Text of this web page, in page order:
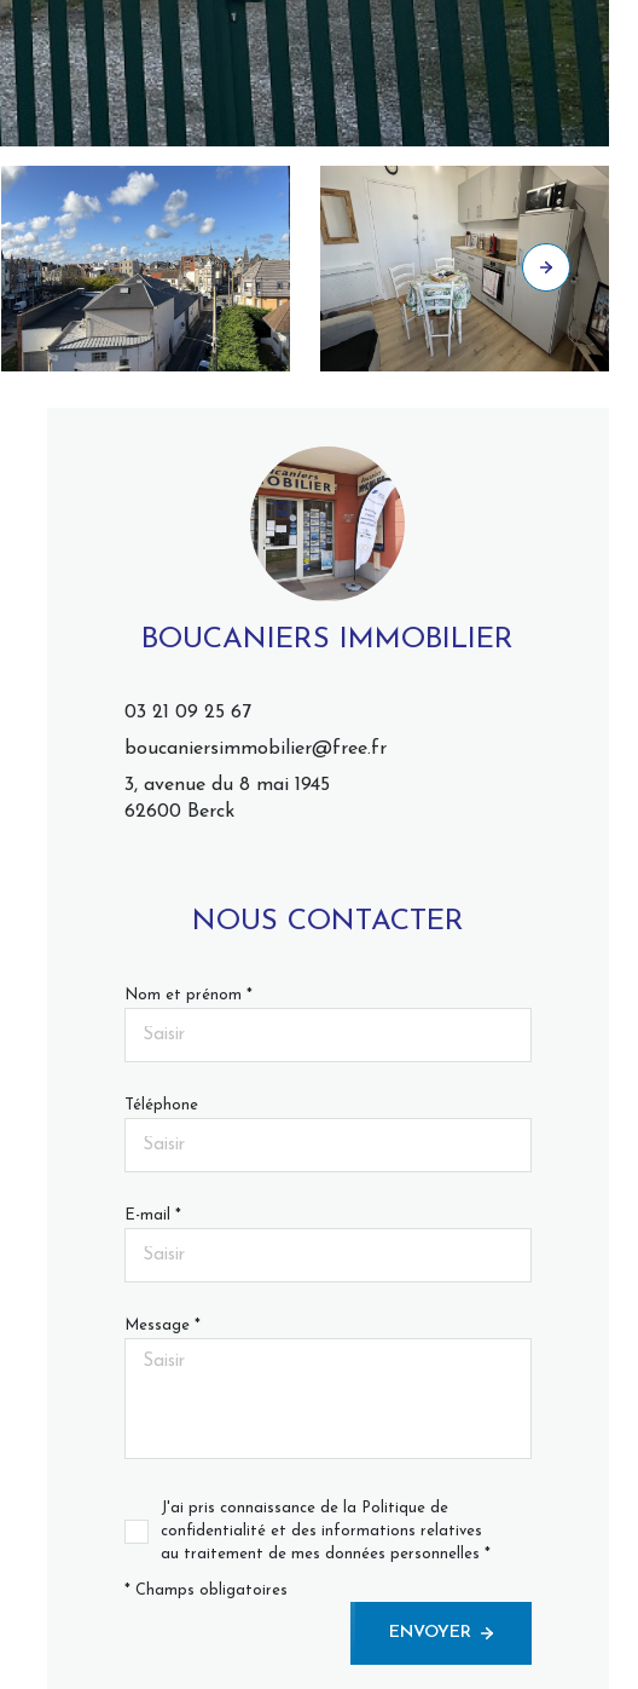
BOUCANIERS IMMOBILIER
03 21 09 25 67
boucaniersimmobilier@free.fr
3, avenue du 8 mai 1945
62600 Berck
NOUS CONTACTER
Nom et prénom *
Téléphone
E-mail *
Message *
J'ai pris connaissance de la Politique de
confidentialité et des informations relatives
au traitement de mes données personnelles *
* Champs obligatoires
ENVOYER